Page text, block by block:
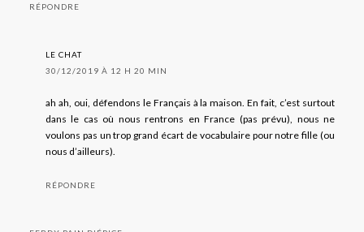
RÉPONDRE
LE CHAT
30/12/2019 À 12 H 20 MIN
ah ah, oui, défendons le Français à la maison. En fait, c’est surtout
dans le cas où nous rentrons en France (pas prévu), nous ne
voulons pas un trop grand écart de vocabulaire pour notre fille (ou
nous d’ailleurs).
RÉPONDRE